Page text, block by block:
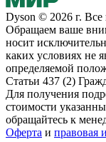
Dyson © 2026 г.
Обращаем ваше
носит
каких условиях не
определяемой
Статьи 437 (2)
Для получения
стоимости
обращайтесь к
Оферта и правовая